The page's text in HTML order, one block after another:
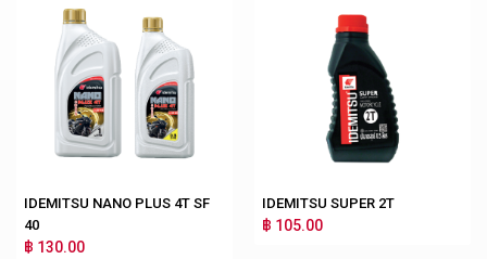
IDEMITSU NANO PLUS 4T SF
40
฿ 130.00
IDEMITSU SUPER 2T
฿ 105.00